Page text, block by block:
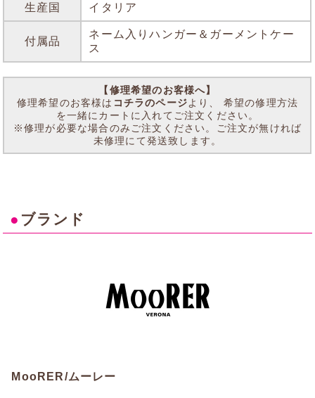
生産国 イタリア
付属品
ネーム入りハンガー＆ガーメントケー
ス
【修理希望のお客様へ】
修理希望のお客様は コチラのページより、 希望の修理方法
を一緒にカートに入れてご注文ください。
※修理が必要な場合のみご注文ください。ご注文が無ければ
未修理にて発送致します。
● ブランド
MooRER/ムーレー